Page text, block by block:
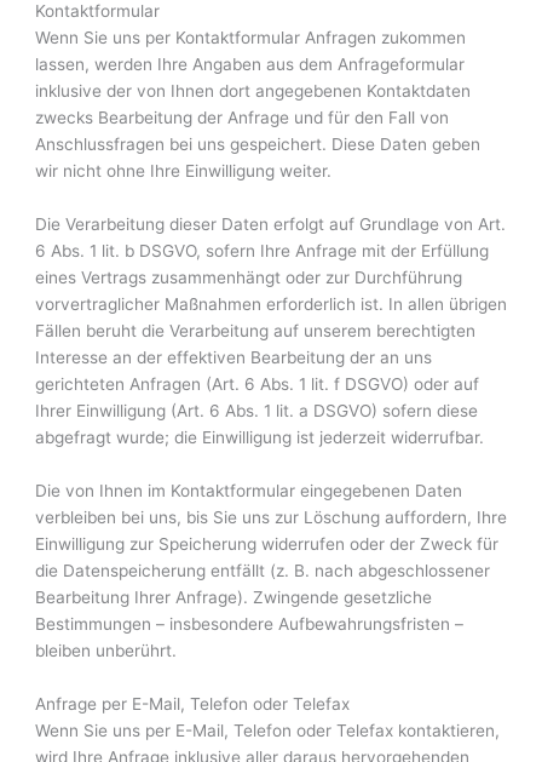
Kontaktformular
Wenn Sie uns per Kontaktformular Anfragen zukommen
lassen, werden Ihre Angaben aus dem Anfrageformular
inklusive der von Ihnen dort angegebenen Kontaktdaten
zwecks Bearbeitung der Anfrage und für den Fall von
Anschlussfragen bei uns gespeichert. Diese Daten geben
wir nicht ohne Ihre Einwilligung weiter.
Die Verarbeitung dieser Daten erfolgt auf Grundlage von Art.
6 Abs. 1 lit. b DSGVO, sofern Ihre Anfrage mit der Erfüllung
eines Vertrags zusammenhängt oder zur Durchführung
vorvertraglicher Maßnahmen erforderlich ist. In allen übrigen
Fällen beruht die Verarbeitung auf unserem berechtigten
Interesse an der effektiven Bearbeitung der an uns
gerichteten Anfragen (Art. 6 Abs. 1 lit. f DSGVO) oder auf
Ihrer Einwilligung (Art. 6 Abs. 1 lit. a DSGVO) sofern diese
abgefragt wurde; die Einwilligung ist jederzeit widerrufbar.
Die von Ihnen im Kontaktformular eingegebenen Daten
verbleiben bei uns, bis Sie uns zur Löschung auffordern, Ihre
Einwilligung zur Speicherung widerrufen oder der Zweck für
die Datenspeicherung entfällt (z. B. nach abgeschlossener
Bearbeitung Ihrer Anfrage). Zwingende gesetzliche
Bestimmungen – insbesondere Aufbewahrungsfristen –
bleiben unberührt.
Anfrage per E-Mail, Telefon oder Telefax
Wenn Sie uns per E-Mail, Telefon oder Telefax kontaktieren,
wird Ihre Anfrage inklusive aller daraus hervorgehenden